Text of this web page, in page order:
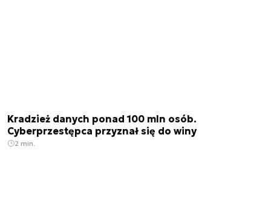
Kradzież danych ponad 100 mln osób.
Cyberprzestępca przyznał się do winy
2 min.